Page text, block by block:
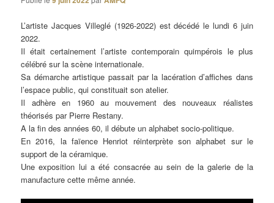
L’artiste Jacques Villeglé (1926-2022) est décédé le lundi 6 juin
2022.
Il était certainement l’artiste contemporain quimpérois le plus
célébré sur la scène internationale.
Sa démarche artistique passait par la lacération d’affiches dans
l’espace public, qui constituait son atelier.
Il adhère en 1960 au mouvement des nouveaux réalistes
théorisés par Pierre Restany.
A la fin des années 60, il débute un alphabet socio-politique.
En 2016, la faïence Henriot réinterprète son alphabet sur le
support de la céramique.
Une exposition lui a été consacrée au sein de la galerie de la
manufacture cette même année.